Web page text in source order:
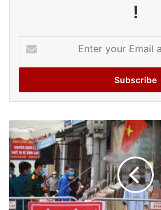
!
your
Email